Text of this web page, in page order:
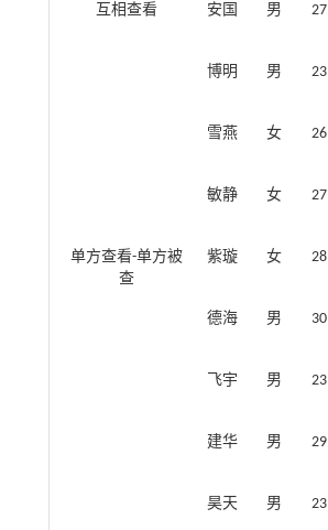
互相查看 安国 男 27
博明 男 23
雪燕 女 26
敏静 女 27
单方查看-单方被
查
紫璇 女 28
德海 男 30
飞宇 男 23
建华 男 29
昊天 男 23